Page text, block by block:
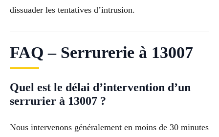
dissuader les tentatives d’intrusion.
FAQ – Serrurerie à 13007
Quel est le délai d’intervention d’un
serrurier à 13007 ?
Nous intervenons généralement en moins de 30 minutes